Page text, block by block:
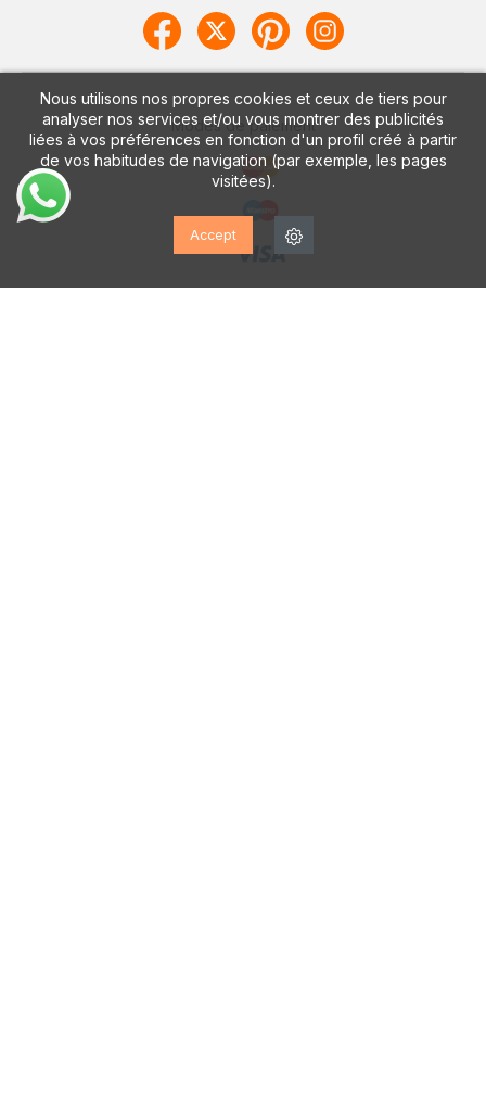
Nous utilisons nos propres cookies et ceux de tiers pour
analyser nos services et/ou vous montrer des publicités
liées à vos préférences en fonction d'un profil créé à partir
de vos habitudes de navigation (par exemple, les pages
visitées).
Accept
Modes de paiement